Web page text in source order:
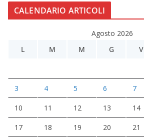
CALENDARIO ARTICOLI
Agosto 2026
L
M M G V
3 4 5 6 7
10 11 12 13 14
17 18 19 20 21